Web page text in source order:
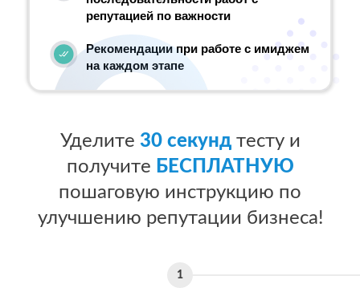
репутацией по важности
Рекомендации при работе с имиджем
на каждом этапе
Уделите 30 секундтесту и
получите БЕСПЛАТНУЮ
пошаговую инструкцию по
улучшению репутации бизнеса!